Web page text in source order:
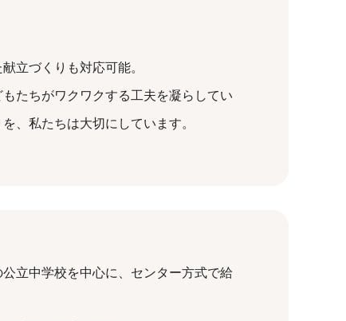
立づくりも対応可能。
たちがワクワクする工夫を凝らしてい
、私たちは大切にしています。
立中学校を中心に、センター方式で給